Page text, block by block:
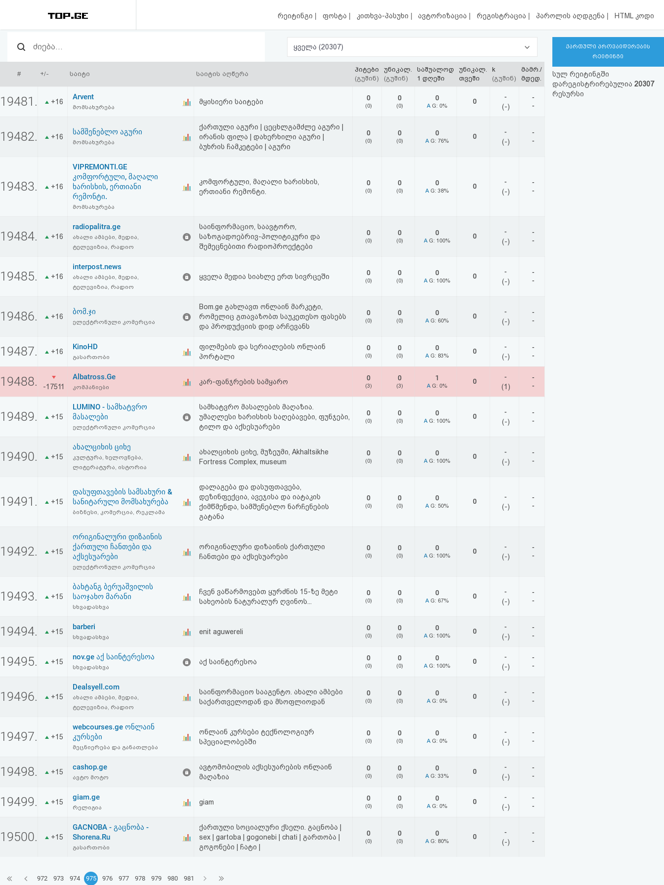
რეიტინგი | ფოსტა | კითხვა-პასუხი | ავტორიზაცია | რეგისტრაცია | პაროლის აღდგენა | HTML კოდი
რეიტინგი
(მთავარი)
ფოსტა
პასუხი
რეგისტრაცია
კოდი
შეთანხმება
პასუხისმგებლობის
ყველა (20307)
# +/- საიტი საიტის აღწერა
ჰიტები
(გუშინ)
უნიკალ.
(გუშინ)
საშუალოდ
1 დღეში
უნიკალ.
თვეში
k
(გუშინ)
მამრ./
მდედ.
19481. +16
Arvent
მომსახურება
მყისიერი საიტები 0
(0)
0
(0)
0
A G: 0%
0
-
(-)
-
-
19482. +16
სამშენებლო აგური
მომსახურება
ქართული აგური | ცეცხლგამძლე აგური |
ირანის ფილა | დახერხილი აგური |
ბუხრის ჩამკეტები | აგური
0
(0)
0
(0)
0
A G: 76%
0
-
(-)
-
-
19483. +16
VIPREMONTI.GE
კომფორტული, მაღალი
ხარისხის, ერთიანი
რემონტი.
მომსახურება
კომფორტული, მაღალი ხარისხის,
ერთიანი რემონტი.
0
(0)
0
(0)
0
A G: 38%
0
-
(-)
-
-
19484. +16
radiopalitra.ge
ახალი ამბები, მედია,
ტელევიზია, რადიო
საინფორმაციო, საავტორო,
საზოგადოებრივ-პოლიტიკური და
შემეცნებითი რადიოპროექტები
0
(0)
0
(0)
0
A G: 100%
0
-
(-)
-
-
19485. +16
interpost.news
ახალი ამბები, მედია,
ტელევიზია, რადიო
ყველა მედია სიახლე ერთ სივრცეში 0
(0)
0
(0)
0
A G: 100%
0
-
(-)
-
-
19486. +16
ბომ.ჯი
ელექტრონული კომერცია
Bom.ge გახლავთ ონლაინ მარკეტი,
რომელიც გთავაზობთ საუკეთესო ფასებს
და პროდუქციის დიდ არჩევანს
0
(0)
0
(0)
0
A G: 60%
0
-
(-)
-
-
19487. +16
KinoHD
გასართობი
ფილმების და სერიალების ონლაინ
პორტალი
0
(0)
0
(0)
0
A G: 83%
0
-
(-)
-
-
19488. -17511
Albatross.Ge
კომპანიები
კარ-ფანჯრების სამყარო 0
(3)
0
(3)
1
A G: 0%
0
-
(1)
-
-
19489. +15
LUMINO - სამხატვრო
მასალები
ელექტრონული კომერცია
სამხატვრო მასალების მაღაზია.
უმაღლესი ხარისხის საღებავები, ფუნჯები,
ტილო და აქსესუარები
0
(0)
0
(0)
0
A G: 100%
0
-
(-)
-
-
19490. +15
ახალციხის ციხე
კულტურა, ხელოვნება,
ლიტერატურა, ისტორია
ახალციხის ციხე, მუზეუმი, Akhaltsikhe
Fortress Complex, museum
0
(0)
0
(0)
0
A G: 100%
0
-
(-)
-
-
19491. +15
დასუფთავების სამსახური &
სანიტარული მომსახურება
ბიზნესი, კომერცია, რეკლამა
დალაგება და დასუფთავება,
დეზინფექცია, ავეჯისა და იატაკის
ქიმწმენდა, სამშენებლო ნარჩენების
გატანა
0
(0)
0
(0)
0
A G: 50%
0
-
(-)
-
-
19492. +15
ორიგინალური დიზაინის
ქართული ჩანთები და
აქსესუარები
ელექტრონული კომერცია
ორიგინალური დიზაინის ქართული
ჩანთები და აქსესუარები
0
(0)
0
(0)
0
A G: 100%
0
-
(-)
-
-
19493. +15
ბახტანგ ბერუაშვილის
საოჯახო მარანი
სხვადასხვა
ჩვენ ვაწარმოვებთ ყურძნის 15-ზე მეტი
სახეობის ნატურალურ ღვინოს...
0
(0)
0
(0)
0
A G: 67%
0
-
(-)
-
-
19494. +15
barberi
სხვადასხვა
enit aguwereli 0
(0)
0
(0)
0
A G: 100%
0
-
(-)
-
-
19495. +15
nov.ge აქ საინტერესოა
სხვადასხვა
აქ საინტერესოა 0
(0)
0
(0)
0
A G: 100%
0
-
(-)
-
-
19496. +15
Dealsyell.com
ახალი ამბები, მედია,
ტელევიზია, რადიო
საინფორმაციო სააგენტო. ახალი ამბები
საქართველოდან და მსოფლიოდან
0
(0)
0
(0)
0
A G: 0%
0
-
(-)
-
-
19497. +15
webcourses.ge ონლაინ
კურსები
მეცნიერება და განათლება
ონლაინ კურსები ტექნოლოგიურ
სპეციალობებში
0
(0)
0
(0)
0
A G: 0%
0
-
(-)
-
-
19498. +15
cashop.ge
ავტო მოტო
ავტომობილის აქსესუარების ონლაინ
მაღაზია
0
(0)
0
(0)
0
A G: 33%
0
-
(-)
-
-
19499. +15
giam.ge
რელიგია
giam 0
(0)
0
(0)
0
A G: 0%
0
-
(-)
-
-
19500. +15
GACNOBA - გაცნობა -
Shorena.Ru
გასართობი
ქართული სოციალური ქსელი. გაცნობა |
sex | gartoba | gogonebi | chati | გართობა |
გოგონები | ჩატი |
0
(0)
0
(0)
0
A G: 80%
0
-
(-)
-
-
972 973 974 975 976 977 978 979 980 981
ქართული პროვაიდერების
რეიტინგი
სულ რეიტინგში
დარეგისტრირებულია 20307
რესურსი